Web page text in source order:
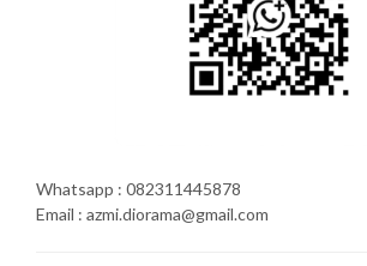
Whatsapp : 082311445878
Email : azmi.diorama@gmail.com